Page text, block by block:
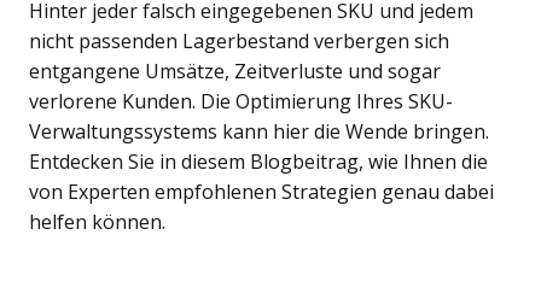
Hinter jeder falsch eingegebenen SKU und jedem
nicht passenden Lagerbestand verbergen sich
entgangene Umsätze, Zeitverluste und sogar
verlorene Kunden. Die Optimierung Ihres SKU-
Verwaltungssystems kann hier die Wende bringen.
Entdecken Sie in diesem Blogbeitrag, wie Ihnen die
von Experten empfohlenen Strategien genau dabei
helfen können.